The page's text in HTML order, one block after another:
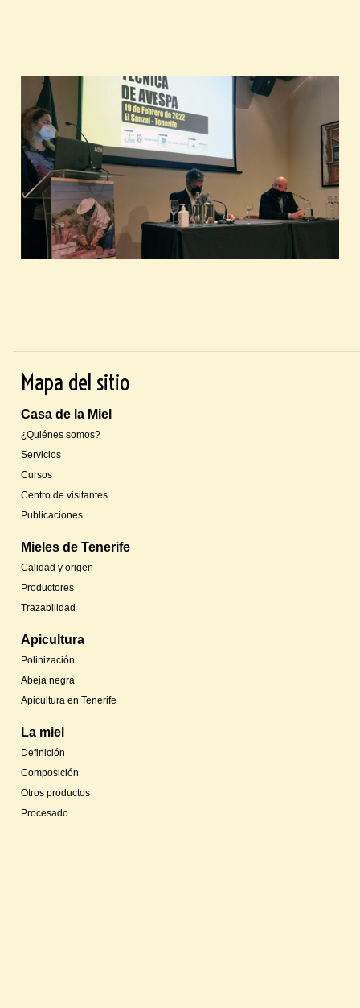
Mapa del sitio
Casa de la Miel
¿Quiénes somos?
Servicios
Cursos
Centro de visitantes
Publicaciones
Mieles de Tenerife
Calidad y origen
Productores
Trazabilidad
Apicultura
Polinización
Abeja negra
Apicultura en Tenerife
La miel
Definición
Composición
Otros productos
Procesado